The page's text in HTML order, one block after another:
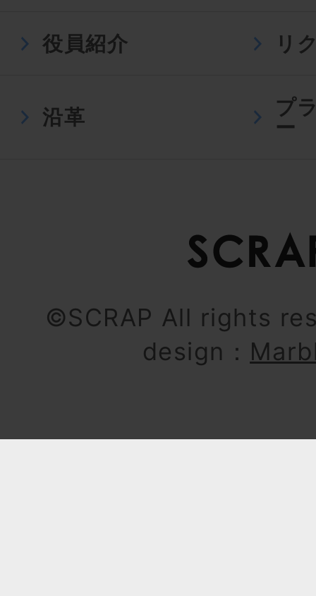
役員紹介 リ
沿革
プ
ー
©SCRAP All rights
design：